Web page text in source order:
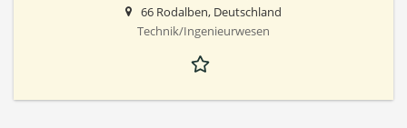
66 Rodalben, Deutschland
Technik/Ingenieurwesen